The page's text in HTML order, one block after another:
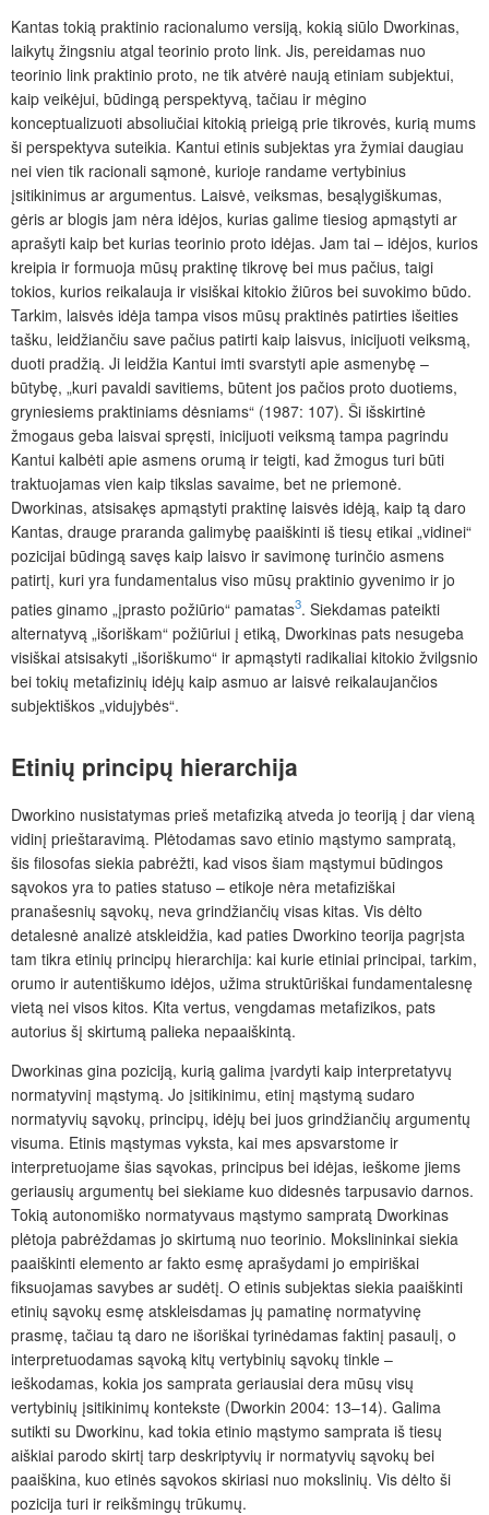
Kantas tokią praktinio racionalumo versiją, kokią siūlo Dworkinas,
laikytų žingsniu atgal teorinio proto link. Jis, pereidamas nuo
teorinio link praktinio proto, ne tik atvėrė naują etiniam subjektui,
kaip veikėjui, būdingą perspektyvą, tačiau ir mėgino
konceptualizuoti absoliučiai kitokią prieigą prie tikrovės, kurią mums
ši perspektyva suteikia. Kantui etinis subjektas yra žymiai daugiau
nei vien tik racionali sąmonė, kurioje randame vertybinius
įsitikinimus ar argumentus. Laisvė, veiksmas, besąlygiškumas,
gėris ar blogis jam nėra idėjos, kurias galime tiesiog apmąstyti ar
aprašyti kaip bet kurias teorinio proto idėjas. Jam tai – idėjos, kurios
kreipia ir formuoja mūsų praktinę tikrovę bei mus pačius, taigi
tokios, kurios reikalauja ir visiškai kitokio žiūros bei suvokimo būdo.
Tarkim, laisvės idėja tampa visos mūsų praktinės patirties išeities
tašku, leidžiančiu save pačius patirti kaip laisvus, inicijuoti veiksmą,
duoti pradžią. Ji leidžia Kantui imti svarstyti apie asmenybę –
būtybę, „kuri pavaldi savitiems, būtent jos pačios proto duotiems,
gryniesiems praktiniams dėsniams“ (1987: 107). Ši išskirtinė
žmogaus geba laisvai spręsti, inicijuoti veiksmą tampa pagrindu
Kantui kalbėti apie asmens orumą ir teigti, kad žmogus turi būti
traktuojamas vien kaip tikslas savaime, bet ne priemonė.
Dworkinas, atsisakęs apmąstyti praktinę laisvės idėją, kaip tą daro
Kantas, drauge praranda galimybę paaiškinti iš tiesų etikai „vidinei“
pozicijai būdingą savęs kaip laisvo ir savimonę turinčio asmens
patirtį, kuri yra fundamentalus viso mūsų praktinio gyvenimo ir jo
paties ginamo „įprasto požiūrio“ pamatas3. Siekdamas pateikti
alternatyvą „išoriškam“ požiūriui į etiką, Dworkinas pats nesugeba
visiškai atsisakyti „išoriškumo“ ir apmąstyti radikaliai kitokio žvilgsnio
bei tokių metafizinių idėjų kaip asmuo ar laisvė reikalaujančios
subjektiškos „vidujybės“.
Etinių principų hierarchija
Dworkino nusistatymas prieš metafiziką atveda jo teoriją į dar vieną
vidinį prieštaravimą. Plėtodamas savo etinio mąstymo sampratą,
šis filosofas siekia pabrėžti, kad visos šiam mąstymui būdingos
sąvokos yra to paties statuso – etikoje nėra metafiziškai
pranašesnių sąvokų, neva grindžiančių visas kitas. Vis dėlto
detalesnė analizė atskleidžia, kad paties Dworkino teorija pagrįsta
tam tikra etinių principų hierarchija: kai kurie etiniai principai, tarkim,
orumo ir autentiškumo idėjos, užima struktūriškai fundamentalesnę
vietą nei visos kitos. Kita vertus, vengdamas metafizikos, pats
autorius šį skirtumą palieka nepaaiškintą.
Dworkinas gina poziciją, kurią galima įvardyti kaip interpretatyvų
normatyvinį mąstymą. Jo įsitikinimu, etinį mąstymą sudaro
normatyvių sąvokų, principų, idėjų bei juos grindžiančių argumentų
visuma. Etinis mąstymas vyksta, kai mes apsvarstome ir
interpretuojame šias sąvokas, principus bei idėjas, ieškome jiems
geriausių argumentų bei siekiame kuo didesnės tarpusavio darnos.
Tokią autonomiško normatyvaus mąstymo sampratą Dworkinas
plėtoja pabrėždamas jo skirtumą nuo teorinio. Mokslininkai siekia
paaiškinti elemento ar fakto esmę aprašydami jo empiriškai
fiksuojamas savybes ar sudėtį. O etinis subjektas siekia paaiškinti
etinių sąvokų esmę atskleisdamas jų pamatinę normatyvinę
prasmę, tačiau tą daro ne išoriškai tyrinėdamas faktinį pasaulį, o
interpretuodamas sąvoką kitų vertybinių sąvokų tinkle –
ieškodamas, kokia jos samprata geriausiai dera mūsų visų
vertybinių įsitikinimų kontekste (Dworkin 2004: 13–14). Galima
sutikti su Dworkinu, kad tokia etinio mąstymo samprata iš tiesų
aiškiai parodo skirtį tarp deskriptyvių ir normatyvių sąvokų bei
paaiškina, kuo etinės sąvokos skiriasi nuo mokslinių. Vis dėlto ši
pozicija turi ir reikšmingų trūkumų.